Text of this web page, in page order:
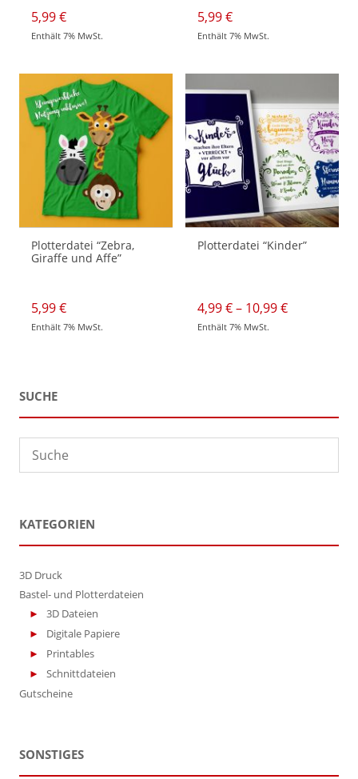
5,99€
Enthält 7% MwSt.
5,99€
Enthält 7% MwSt.
Plotterdatei “Zebra,
Giraffe und Affe”
5,99€
Enthält 7% MwSt.
Plotterdatei “Kinder”
4,99€– 10,99€
Enthält 7% MwSt.
Dieses
Optionen
auf
gewählt
SUCHE
KATEGORIEN
3D Druck
Bastel- und Plotterdateien
3D Dateien
Digitale Papiere
Printables
Schnittdateien
Gutscheine
SONSTIGES